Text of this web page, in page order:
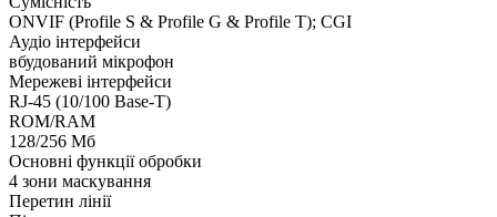
ONVIF (Profile S & Profile G & Profile T); CGI
Аудіо інтерфейси
вбудований мікрофон
Мережеві інтерфейси
RJ-45 (10/100 Base-T)
ROM/RAM
128/256 Мб
Основні функції обробки
4 зони маскування
Перетин лінії